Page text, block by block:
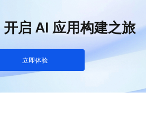
启 AI 应用构建之旅
立即体验